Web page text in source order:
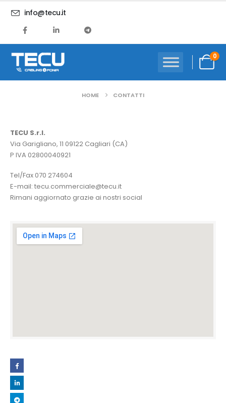
info@tecu.it
0
HOME CONTATTI
TECU S.r.l.
Via Garigliano, 11 09122 Cagliari (CA)
P IVA 02800040921
Tel/Fax 070 274604
E-mail: tecu.commerciale@tecu.it
Rimani aggiornato grazie ai nostri social